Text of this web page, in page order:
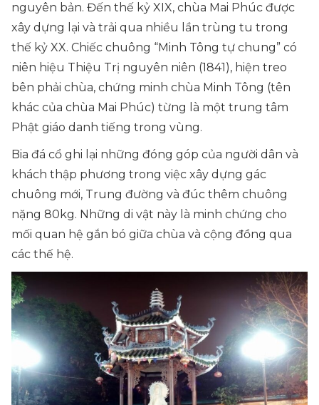
nguyên bản. Đến thế kỷ XIX, chùa Mai Phúc được
xây dựng lại và trải qua nhiều lần trùng tu trong
thế kỷ XX. Chiếc chuông “Minh Tông tự chung” có
niên hiệu Thiệu Trị nguyên niên (1841), hiện treo
bên phải chùa, chứng minh chùa Minh Tông (tên
khác của chùa Mai Phúc) từng là một trung tâm
Phật giáo danh tiếng trong vùng.
Bia đá cổ ghi lại những đóng góp của người dân và
khách thập phương trong việc xây dựng gác
chuông mới, Trung đường và đúc thêm chuông
nặng 80kg. Những di vật này là minh chứng cho
mối quan hệ gắn bó giữa chùa và cộng đồng qua
các thế hệ.